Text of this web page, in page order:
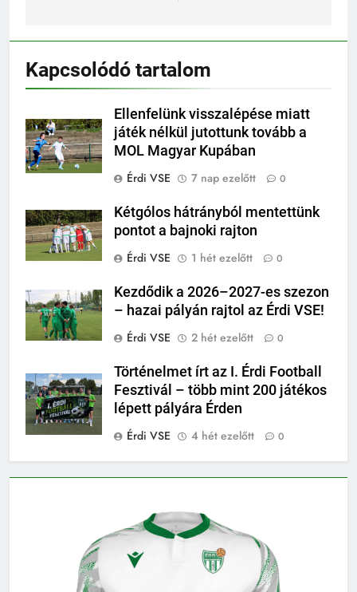
Kapcsolódó tartalom
Ellenfelünk visszalépése miatt
játék nélkül jutottunk tovább a
MOL Magyar Kupában
Érdi VSE
7 nap ezelőtt 0
Kétgólos hátrányból mentettünk
pontot a bajnoki rajton
Érdi VSE
1 hét ezelőtt 0
Kezdődik a 2026–2027-es szezon
– hazai pályán rajtol az Érdi VSE!
Érdi VSE
2 hét ezelőtt 0
Történelmet írt az I. Érdi Football
Fesztivál – több mint 200 játékos
lépett pályára Érden
Érdi VSE
4 hét ezelőtt 0